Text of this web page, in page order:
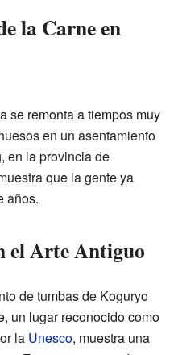
la Carne en
se remonta a tiempos muy
en un asentamiento
en la provincia de
que la gente ya
años.
el Arte Antiguo
de tumbas de Koguryo
un lugar reconocido como
la Unesco, muestra una